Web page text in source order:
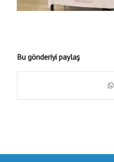
Bu gönderiyi paylaş